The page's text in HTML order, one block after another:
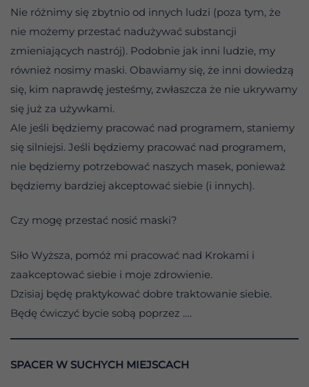
Nie różnimy się zbytnio od innych ludzi (poza tym, że
nie możemy przestać nadużywać substancji
zmieniających nastrój). Podobnie jak inni ludzie, my
również nosimy maski. Obawiamy się, że inni dowiedzą
się, kim naprawdę jesteśmy, zwłaszcza że nie ukrywamy
się już za używkami.
Ale jeśli będziemy pracować nad programem, staniemy
się silniejsi. Jeśli będziemy pracować nad programem,
nie będziemy potrzebować naszych masek, ponieważ
będziemy bardziej akceptować siebie (i innych).
Czy mogę przestać nosić maski?
Siło Wyższa, pomóż mi pracować nad Krokami i
zaakceptować siebie i moje zdrowienie.
Dzisiaj będę praktykować dobre traktowanie siebie.
Będę ćwiczyć bycie sobą poprzez ….
SPACER W SUCHYCH MIEJSCACH